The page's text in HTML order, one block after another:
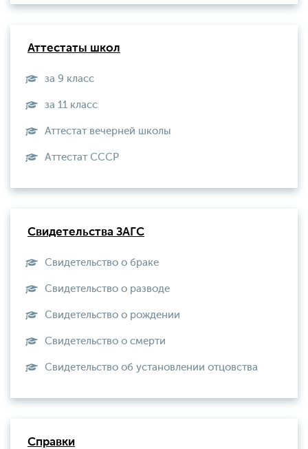
Аттестаты школ
за 9 класс
за 11 класс
Аттестат вечерней школы
Aттестат СССР
Свидетельства ЗАГС
Свидетельство о браке
Свидетельство о разводе
Свидетельство о рождении
Свидетельство о смерти
Свидетельство об установлении отцовства
Справки